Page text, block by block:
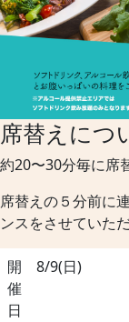
席替えにつ
約20〜30分毎に席
席替えの５分前に
ンスをさせていただ
開
催
日
8/9(日)